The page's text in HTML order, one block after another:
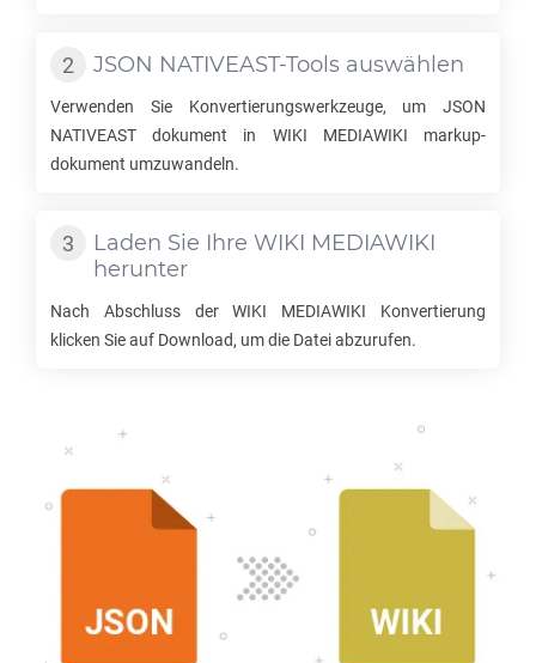
JSON NATIVEAST-Tools auswählen
Verwenden Sie Konvertierungswerkzeuge, um JSON
NATIVEAST dokument in WIKI MEDIAWIKI markup-
dokument umzuwandeln.
Laden Sie Ihre WIKI MEDIAWIKI
herunter
Nach Abschluss derWIKI MEDIAWIKI Konvertierung
klicken Sie auf Download, um die Datei abzurufen.